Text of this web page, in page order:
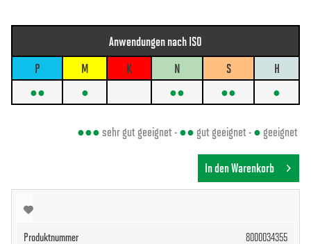
Anwendungen nach ISO
P
M K N S
H
●●
● ●● ●● ●
●●●sehr gut geeignet -●● gut geeignet -● geeignet
In den Warenkorb
8000034355